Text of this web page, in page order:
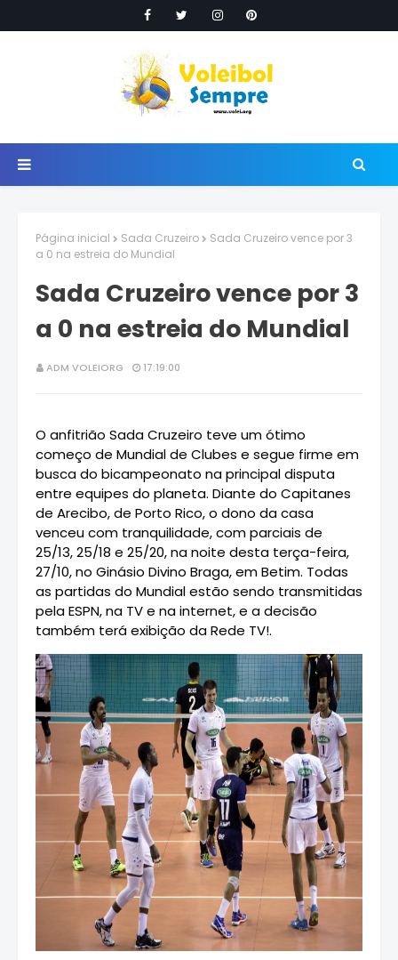
Página inicial Sada Cruzeiro
Sada Cruzeiro vence por 3
a 0 na estreia do Mundial
Sada Cruzeiro vence por 3
a 0 na estreia do Mundial
ADM VOLEIORG 17:19:00
O anfitrião Sada Cruzeiro teve um ótimo
começo de Mundial de Clubes e segue firme em
busca do bicampeonato na principal disputa
entre equipes do planeta. Diante do Capitanes
de Arecibo, de Porto Rico, o dono da casa
venceu com tranquilidade, com parciais de
25/13, 25/18 e 25/20, na noite desta terça-feira,
27/10, no Ginásio Divino Braga, em Betim. Todas
as partidas do Mundial estão sendo transmitidas
pela ESPN, na TV e na internet, e a decisão
também terá exibição da Rede TV!.